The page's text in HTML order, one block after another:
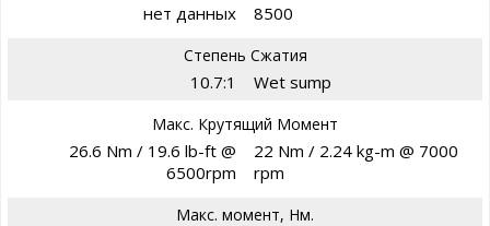
нет данных 8500
Степень Сжатия
10.7:1 Wet sump
Макс. Крутящий Момент
26.6 Nm / 19.6 lb-ft @
6500rpm
22 Nm / 2.24 kg-m @ 7000
rpm
Макс. момент, Нм.